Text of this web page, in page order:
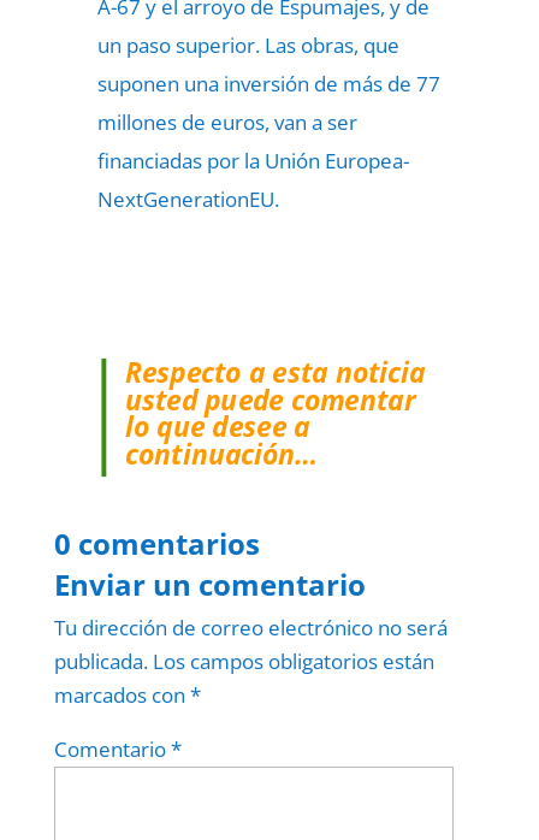
A-67 y el arroyo de Espumajes, y de
un paso superior. Las obras, que
suponen una inversión de más de 77
millones de euros, van a ser
financiadas por la Unión Europea-
NextGenerationEU.
Respecto a esta noticia
usted puede comentar
lo que desee a
continuación…
0 comentarios
Enviar un comentario
Tu dirección de correo electrónico no será
publicada. Los campos obligatorios están
marcados con *
Comentario*